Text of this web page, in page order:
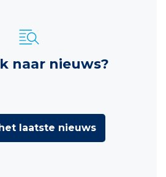
naar nieuws?
laatste nieuws